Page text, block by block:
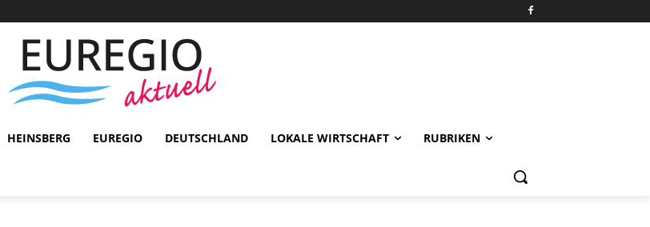
HEINSBERG EUREGIO DEUTSCHLAND LOKALE WIRTSCHAFT RUBRIKEN